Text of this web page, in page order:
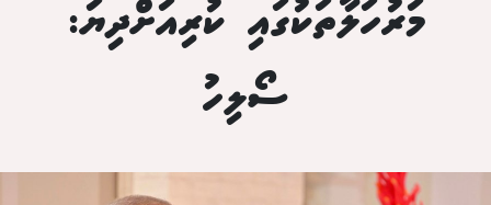
މަރުހަލާތަކުގައި ކުރިއަށްދިޔަ:
ސޯލިހު